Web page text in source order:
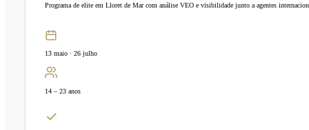
Programa de elite em Lloret de Mar com análise VEO e visibilidade junto a agentes
13 maio · 26 julho
14 – 23 anos